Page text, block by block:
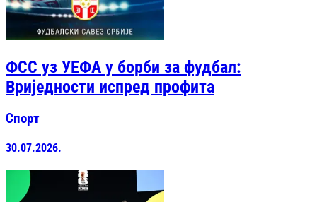
ФСС уз УЕФА у борби за фудбал:
Вриједности испред профита
Спорт
30.07.2026.